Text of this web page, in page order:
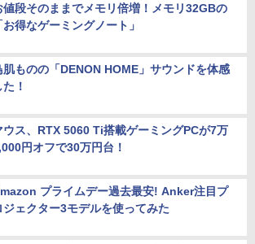
値段そのままでメモリ倍増！メモリ32GBの
お得なゲーミングノート」
肌ものの「DENON HOME」サウンドを体感
た！
ウス、RTX 5060 Ti搭載ゲーミングPCが7万
円オフで30万円台！
プライムデー過去最安! Anker注目プ
ジェクター3モデルを使ってみた